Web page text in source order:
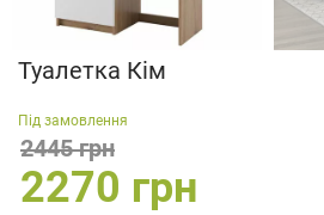
Туалетка Кім
Під замовлення
2270 грн
2445 грн